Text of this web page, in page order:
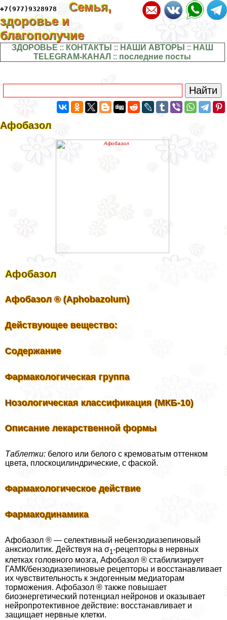
+7(977)9328978
Семья,
здоровье и
благополучие
ЗДОРОВЬЕ :: КОНТАКТЫ :: НАШИ АВТОРЫ :: НАШ
TELEGRAM-КАНАЛ :: последние посты
Афобазол
Афобазол
Афобазол ® (Aphobazolum)
Действующее вещество:
Содержание
Фармакологическая группа
Нозологическая классификация (МКБ-10)
Описание лекарственной формы
Таблетки: белого или белого с кремоватым оттенком
цвета, плоскоцилиндрические, с фаской.
Фармакологическое действие
Фармакодинамика
Афобазол ® — селективный небензодиазепиновый
анксиолитик. Действуя на σ1-рецепторы в нервных
клетках головного мозга, Афобазол ® стабилизирует
ГАМК/бензодиазепиновые рецепторы и восстанавливает
их чувствительность к эндогенным медиаторам
торможения. Афобазол ® также повышает
биоэнергетический потенциал нейронов и оказывает
нейропротективное действие: восстанавливает и
защищает нервные клетки.